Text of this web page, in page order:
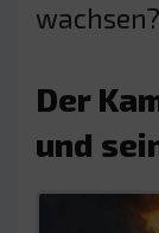
wachsen?
Der
und